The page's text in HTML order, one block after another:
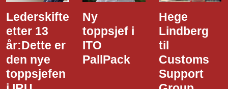
Ny
toppsjef i
ITO
PallPack
Hege
Lindberg
til
Customs
Dette er
den nye
i Narvik
Havn